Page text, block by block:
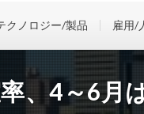
クノロジー/製品 雇用/
、4～6月